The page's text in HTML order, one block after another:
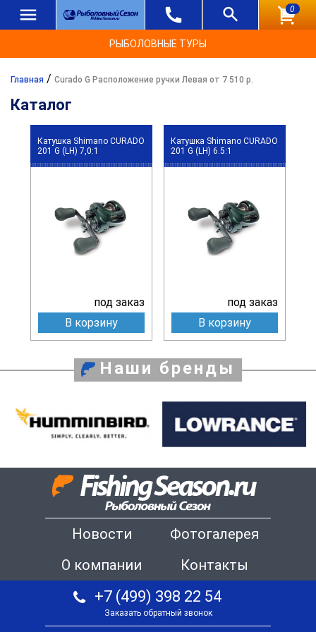
0
РЫБОЛОВНЫЕ ТУРЫ
Главная / Curado G Расположение ручки Левая от 7 510 р.
Каталог
Катушка Shimano CURADO
201 G (LH) 7,0:1
под заказ
В корзину
Катушка Shimano CURADO
201 G (LH) 6.5:1
под заказ
В корзину
Наши бренды
Новости
Фотогалерея
О компании
Контакты
+7 (499) 398 22 54
Заказать обратный звонок